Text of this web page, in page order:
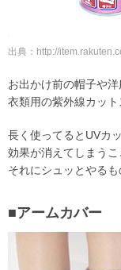
出典：http://
お出かけ前の帽子や
衣類用の紫外線カット
長く使ってるとUVカ
効果が消えてしまうこ
それにシュッとやる
■アームカバー